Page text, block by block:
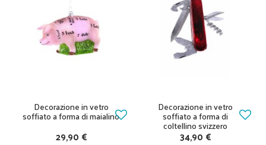
Decorazione in vetro
soffiato a forma di maialino
29,90 €
Decorazione in vetro
soffiato a forma di
coltellino svizzero
34,90 €